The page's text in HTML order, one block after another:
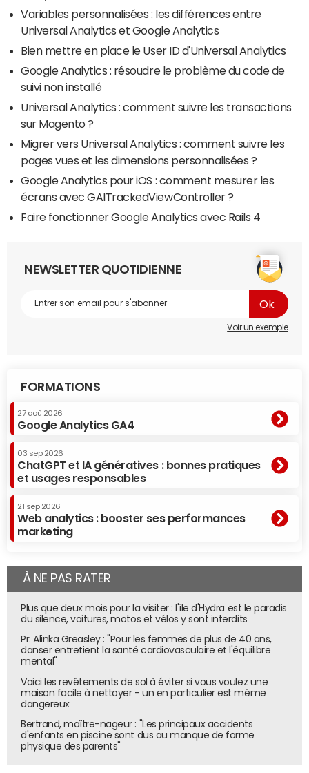
Variables personnalisées : les différences entre
Universal Analytics et Google Analytics
Bien mettre en place le User ID d'Universal Analytics
Google Analytics : résoudre le problème du code de
suivi non installé
Universal Analytics : comment suivre les transactions
sur Magento ?
Migrer vers Universal Analytics : comment suivre les
pages vues et les dimensions personnalisées ?
Google Analytics pour iOS : comment mesurer les
écrans avec GAITrackedViewController ?
Faire fonctionner Google Analytics avec Rails 4
NEWSLETTER QUOTIDIENNE
Voir un exemple
FORMATIONS
27 aoû 2026
Google Analytics GA4
03 sep 2026
ChatGPT et IA génératives : bonnes pratiques
et usages responsables
21 sep 2026
Web analytics : booster ses performances
marketing
À NE PAS RATER
Plus que deux mois pour la visiter : l'île d'Hydra est le paradis
du silence, voitures, motos et vélos y sont interdits
Pr. Alinka Greasley : "Pour les femmes de plus de 40 ans,
danser entretient la santé cardiovasculaire et l'équilibre
mental"
Voici les revêtements de sol à éviter si vous voulez une
maison facile à nettoyer - un en particulier est même
dangereux
Bertrand, maître-nageur : "Les principaux accidents
d'enfants en piscine sont dus au manque de forme
physique des parents"